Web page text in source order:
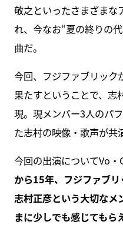
敬之といったさまざまな
れ、今なお“夏の終りの
曲だ。
今回、フジファブリック
果たすということで、志
現。現メンバー3人のパ
た志村の映像・歌声が共
今回の出演についてVo・
から15年、フジファブ
志村正彦という大切なメ
まに少しでも感じてもら